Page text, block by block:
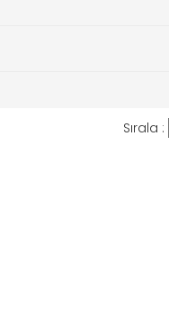
Sırala :